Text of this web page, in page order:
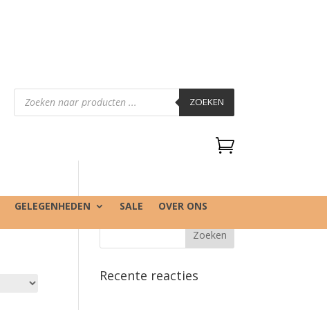
Producten
zoeken ZOEKEN

GELEGENHEDEN SALE
OVER ONS
Recente reacties